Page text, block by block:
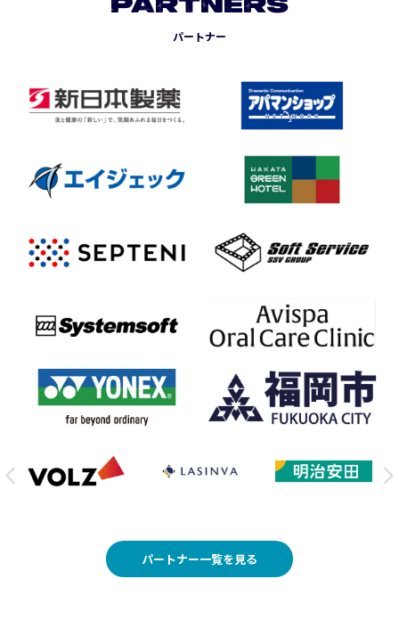
PARTNERS
パートナー
パートナー一覧を見る